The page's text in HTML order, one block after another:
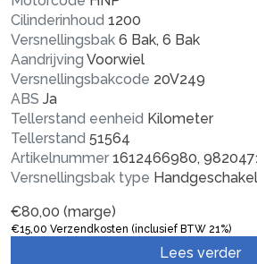
Cilinderinhoud 1200
Versnellingsbak 6 Bak, 6 Bak
Aandrijving Voorwiel
Versnellingsbakcode 20V249
ABS Ja
Tellerstand eenheid Kilometer
Tellerstand 51564
Artikelnummer 1612466980,
Versnellingsbak type
€80,00 (marge)
€15,00 Verzendkosten (inclusief BTW 21%)
Lees verder